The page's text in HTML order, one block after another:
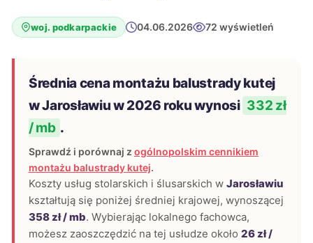
woj. podkarpackie 04.06.2026 72 wyświetleń
Średnia cena montażu balustrady kutej
w Jarosławiu w 2026 roku wynosi 332 zł
/ mb .
Sprawdź i porównaj z ogólnopolskim cennikiem
montażu balustrady kutej.
Koszty usług stolarskich i ślusarskich w Jarosławiu
kształtują się poniżej średniej krajowej, wynoszącej
358 zł / mb. Wybierając lokalnego fachowca,
możesz zaoszczędzić na tej usłudze około 26 zł /